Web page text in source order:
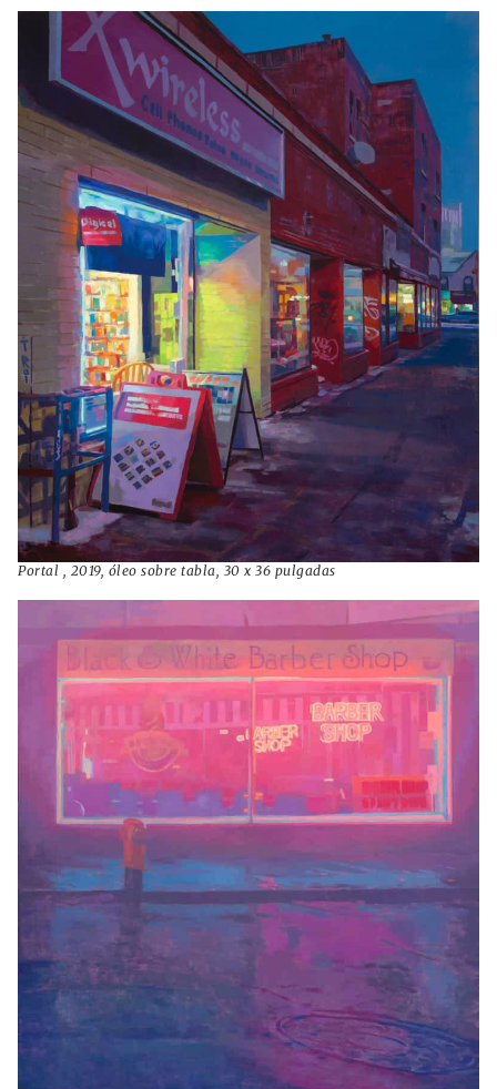
Portal , 2019, óleo sobre tabla, 30 x 36 pulgadas